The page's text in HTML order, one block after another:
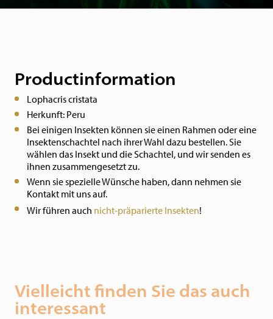
Productinformation
Lophacris cristata
Herkunft: Peru
Bei einigen Insekten können sie einen Rahmen oder eine
Insektenschachtel nach ihrer Wahl dazu bestellen. Sie
wählen das Insekt und die Schachtel, und wir senden es
ihnen zusammengesetzt zu.
Wenn sie spezielle Wünsche haben, dann nehmen sie
Kontakt mit uns auf.
Wir führen auch nicht-präparierte Insekten!
Vielleicht finden Sie das auch
interessant